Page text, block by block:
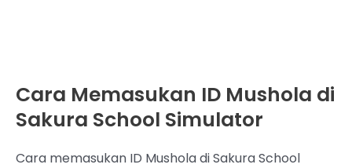
Cara Memasukan ID Mushola di
Sakura School Simulator
Cara memasukan ID Mushola di Sakura School